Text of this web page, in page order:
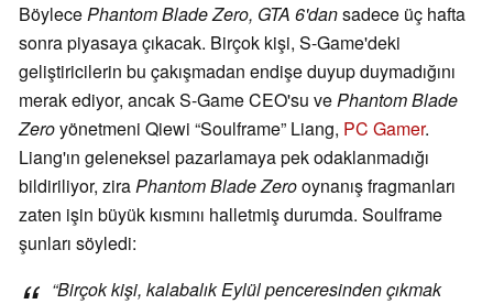
BöylecePhantom Blade Zero, GTA 6'dansadece üç hafta
sonra piyasaya çıkacak. Birçok kişi, S-Game'deki
geliştiricilerin bu çakışmadan endişe duyup duymadığını
merak ediyor, ancak S-Game CEO'su vePhantom Blade
Zeroyönetmeni Qiewi “Soulframe” Liang, PC Gamer.
Liang'ın geleneksel pazarlamaya pek odaklanmadığı
bildiriliyor, ziraPhantom Blade Zerooynanış fragmanları
zaten işin büyük kısmını halletmiş durumda. Soulframe
şunları söyledi:
“Birçok kişi, kalabalık Eylül penceresinden çıkmak